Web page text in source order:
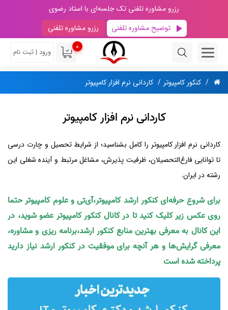
رزرو مشاوره تلفنی تک جلسه‌ای با استاد رضوی
توضیح مشاوره تلفنی
رزرو مشاوره تلفنی
0
ورود | ثبت نام
کنکور کامپیوتر کاردانی نرم افزار کامپیوتر
کاردانی نرم افزار کامپیوتر
کاردانی نرم افزار کامپیوتر را کامل بشناسید؛ از شرایط تحصیل و چارت درسی
تا توانایی فارغ‌التحصیلان، ظرفیت پذیرش، مشاغل مرتبط و آینده شغلی این
رشته در ایران.
برای شروع حرفه‌ای کنکور ارشد کامپیوتر،آی‌تی و علوم کامپیوتر حتما
روی عکس زیر کلیک کنید تا در کانال کنکور کامپیوتر عضو شوید، در
این کانال به معرفی بهترین منابع کنکور ارشد،برنامه ریزی و مشاوره،
معرفی گرایش‌ها و هر آنچه برای موفقیت در کنکور ارشد نیاز دارید
پرداخته شده است